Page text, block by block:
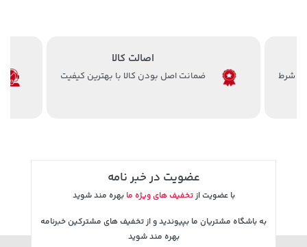
اصالت کالا
ضمانت اصل بودن کالا با بهترین کیفیت
عضویت در خبر نامه
با عضویت ازتخفیف های ویژه ما بهره مند شوید
به باشگاه مشتریان ما بپیوندید و از تخفیف های مشترکین خبرنامه
بهره مند شوید